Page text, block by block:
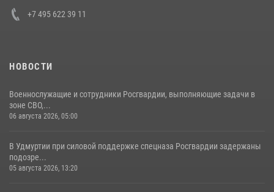
+7 495 622 39 11
НОВОСТИ
Военнослужащие и сотрудники Росгвардии, выполняющие задачи в
зоне СВО,...
06 августа 2026, 05:00
В Удмуртии при силовой поддержке спецназа Росгвардии задержаны
подозре...
05 августа 2026, 13:20